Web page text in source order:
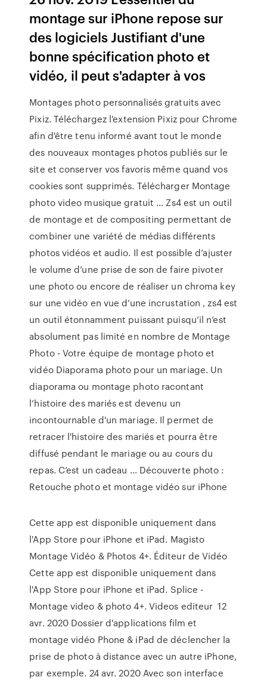
montage sur iPhone repose sur
des logiciels Justifiant d'une
bonne spécification photo et
vidéo, il peut s'adapter à vos
Montages photo personnalisés gratuits avec
Pixiz. Téléchargez l'extension Pixiz pour Chrome
afin d'être tenu informé avant tout le monde
des nouveaux montages photos publiés sur le
site et conserver vos favoris même quand vos
cookies sont supprimés. Télécharger Montage
photo video musique gratuit ... Zs4 est un outil
de montage et de compositing permettant de
combiner une variété de médias différents
photos vidéos et audio. Il est possible d’ajuster
le volume d’une prise de son de faire pivoter
une photo ou encore de réaliser un chroma key
sur une vidéo en vue d’une incrustation , zs4 est
un outil étonnamment puissant puisqu’il n’est
absolument pas limité en nombre de Montage
Photo - Votre équipe de montage photo et
vidéo Diaporama photo pour un mariage. Un
diaporama ou montage photo racontant
l’histoire des mariés est devenu un
incontournable d'un mariage. Il permet de
retracer l'histoire des mariés et pourra être
diffusé pendant le mariage ou au cours du
repas. C’est un cadeau … Découverte photo :
Retouche photo et montage vidéo sur iPhone
Cette app est disponible uniquement dans
l'App Store pour iPhone et iPad. Magisto
Montage Vidéo & Photos 4+. Éditeur de Vidéo
Cette app est disponible uniquement dans
l'App Store pour iPhone et iPad. Splice -
Montage video & photo 4+. Videos editeur 12
avr. 2020 Dossier d'applications film et
montage vidéo Phone & iPad de déclencher la
prise de photo à distance avec un autre iPhone,
par exemple. 24 avr. 2020 Avec son interface